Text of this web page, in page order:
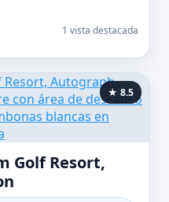
1 vista destacada
★ 8.5
Golf Resort,